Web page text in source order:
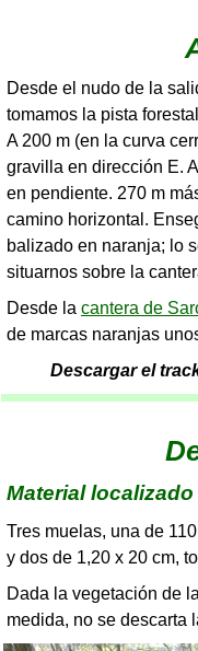
Desde el nudo de la
tomamos la pista
A 200 m (en la curva
gravilla en dirección E.
en pendiente. 270 m
camino horizontal.
balizado en naranja; lo
situarnos sobre la
Desde la cantera de
de marcas naranjas
Descargar el
Material localizado
Tres muelas, una de
y dos de 1,20 x 20 cm,
Dada la vegetación de
medida, no se descarta